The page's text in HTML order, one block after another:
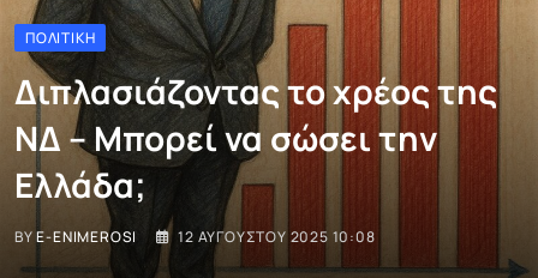
ΠΟΛΙΤΙΚΉ
Διπλασιάζοντας το χρέος της
ΝΔ – Μπορεί να σώσει την
Ελλάδα;
BYE-ENIMEROSI 12 ΑΥΓΟΎΣΤΟΥ 2025 10:08